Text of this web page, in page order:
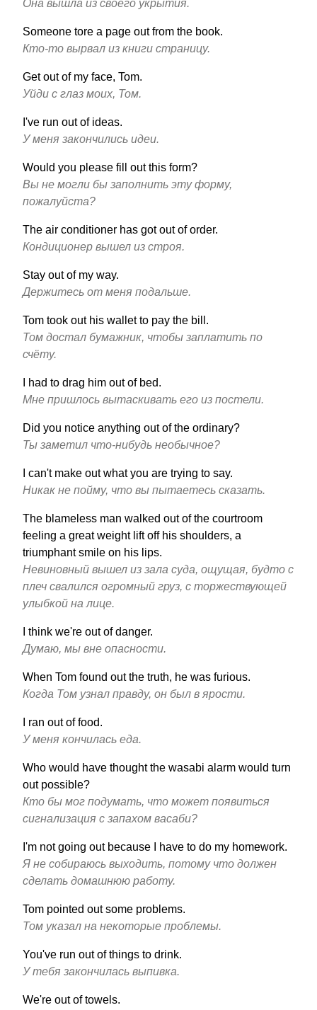
Она вышла из своего укрытия.
Someone tore a page out from the book.
Кто-то вырвал из книги страницу.
Get out of my face, Tom.
Уйди с глаз моих, Том.
I've run out of ideas.
У меня закончились идеи.
Would you please fill out this form?
Вы не могли бы заполнить эту форму,
пожалуйста?
The air conditioner has got out of order.
Кондиционер вышел из строя.
Stay out of my way.
Держитесь от меня подальше.
Tom took out his wallet to pay the bill.
Том достал бумажник, чтобы заплатить по
счёту.
I had to drag him out of bed.
Мне пришлось вытаскивать его из постели.
Did you notice anything out of the ordinary?
Ты заметил что-нибудь необычное?
I can't make out what you are trying to say.
Никак не пойму, что вы пытаетесь сказать.
The blameless man walked out of the courtroom
feeling a great weight lift off his shoulders, a
triumphant smile on his lips.
Невиновный вышел из зала суда, ощущая, будто с
плеч свалился огромный груз, с торжествующей
улыбкой на лице.
I think we're out of danger.
Думаю, мы вне опасности.
When Tom found out the truth, he was furious.
Когда Том узнал правду, он был в ярости.
I ran out of food.
У меня кончилась еда.
Who would have thought the wasabi alarm would turn
out possible?
Кто бы мог подумать, что может появиться
сигнализация с запахом васаби?
I'm not going out because I have to do my homework.
Я не собираюсь выходить, потому что должен
сделать домашнюю работу.
Tom pointed out some problems.
Том указал на некоторые проблемы.
You've run out of things to drink.
У тебя закончилась выпивка.
We're out of towels.